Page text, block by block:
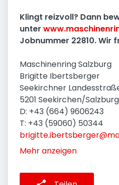
Klingt reizvoll? Dann
unter
Jobnummer 22810. Wir
Maschinenring Salzburg
Brigitte Ibertsberger
Seekirchner
5201 Seekirchen/Salzburg
D: +43 (664) 9606243
T: +43 (59060) 50344
Mehr anzeigen